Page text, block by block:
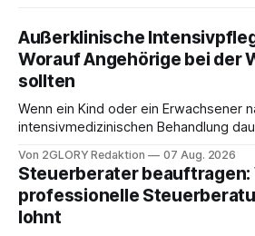
Außerklinische
Worauf Angehörige bei der
sollten
Wenn ein Kind oder ein Erwachsener
intensivmedizinischen Behandlung
angewiesen ist, stellt sich für Familien
Frage: Muss die Versorgung dauerhaft
oder ist ein Leben zu Hause möglich?
Intensivpflege bietet genau diese
Von 2GLORY Redaktion 07 Aug. 2026
Steuerberater beauftragen:
professionelle
lohnt